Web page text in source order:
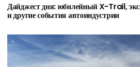
Дайджест дня: юбилейный X-Trail,
и другие события автоиндустрии